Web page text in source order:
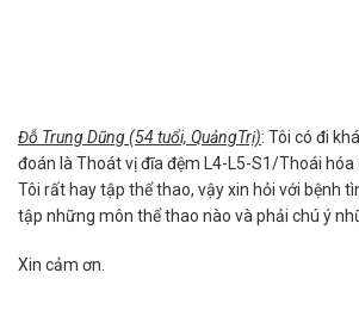
Đỗ Trung Dũng (54 tuổi, QuảngTrị): Tôi có đi
đoán là Thoát vị đĩa đệm L4-L5-S1/Thoái
Tôi rất hay tập thể thao, vậy xin hỏi với bệnh
tập những môn thể thao nào và phải chú ý
Xin cảm ơn.